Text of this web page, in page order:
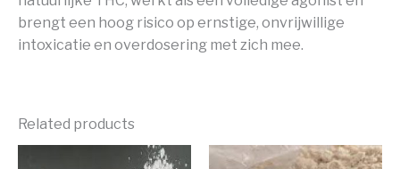
brengt een hoog risico op ernstige, onvrijwillige
intoxicatie en overdosering met zich mee.
Related products
Price
This
Price
This